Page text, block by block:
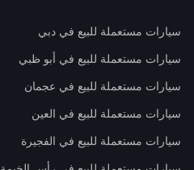
سيارات مستعملة للبيع في دبي
سيارات مستعملة للبيع في أبو ظبي
سيارات مستعملة للبيع في عجمان
سيارات مستعملة للبيع في العين
سيارات مستعملة للبيع في الفجيرة